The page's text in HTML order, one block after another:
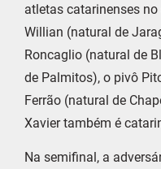
atletas catarinenses
Willian (natural de
Roncaglio (natural de
de Palmitos), o pivô
Ferrão (natural de
Xavier também é
Na semifinal, a